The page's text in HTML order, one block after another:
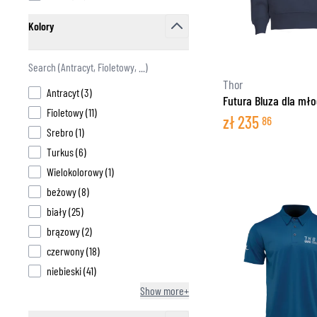
TERMICZNE WARSTWY POŚREDNIE
SKARPETY
Kolory
Antracyt(3products available
)
Fioletowy(11products available
)
Srebro (1products available
)
Turkus(6products available
)
Wielokolorowy(1products available
)
beżowy(8products available
)
biały(25products available
)
brązowy(2products available
)
czerwony(18products available
)
niebieski(41products available
)
Show more+
Thor
Futura Bluza dla
zł235 86